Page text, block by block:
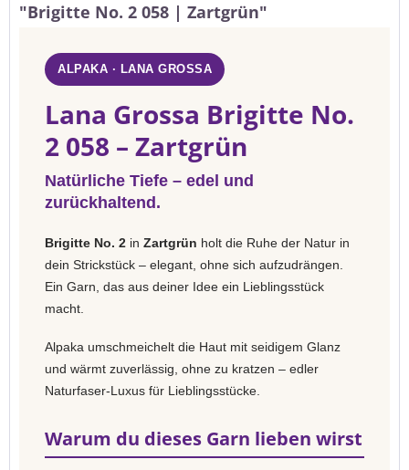
"Brigitte No. 2 058 | Zartgrün"
ALPAKA · LANA GROSSA
Lana Grossa Brigitte No.
2 058 – Zartgrün
Natürliche Tiefe – edel und
zurückhaltend.
Brigitte No. 2 in Zartgrün holt die Ruhe der Natur in
dein Strickstück – elegant, ohne sich aufzudrängen.
Ein Garn, das aus deiner Idee ein Lieblingsstück
macht.
Alpaka umschmeichelt die Haut mit seidigem Glanz
und wärmt zuverlässig, ohne zu kratzen – edler
Naturfaser-Luxus für Lieblingsstücke.
Warum du dieses Garn lieben wirst